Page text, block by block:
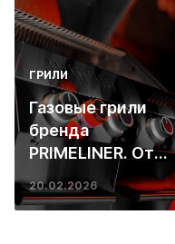
ГРИЛИ
Газовые грили
бренда
PRIMELINER. От
основ инженерии
до ресторанных
20.02.2026